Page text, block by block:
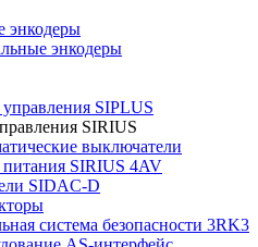
энкодеры
энкодеры
SIPLUS
SIRIUS
выключатели
SIRIUS 4AV
SIDAC-D
система безопасности 3RK3